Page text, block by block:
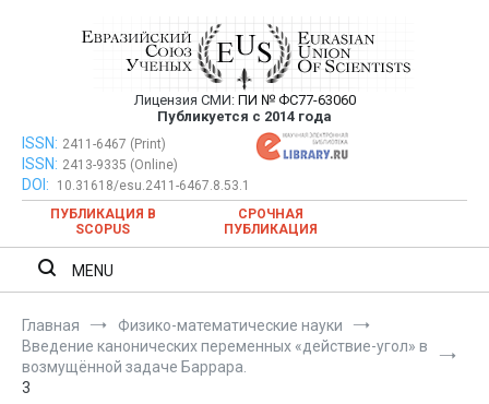
Евразийский Союз Ученых —
публикация научных статей в
ежемесячном научном журнале
Лицензия СМИ: ПИ № ФС77-63060
Публикуется с 2014 года
Евразийский Союз Ученых — публикация научных статей в
ежемесячном научном журнале
ISSN: 2411-6467 (Print)
ISSN: 2413-9335 (Online)
DOI:
10.31618/esu.2411-6467.8.53.1
ПУБЛИКАЦИЯ В
SCOPUS
СРОЧНАЯ
ПУБЛИКАЦИЯ
MENU
Главная
Физико-математические науки
Введение канонических переменных «действие-угол» в
возмущённой задаче Баррара.
3